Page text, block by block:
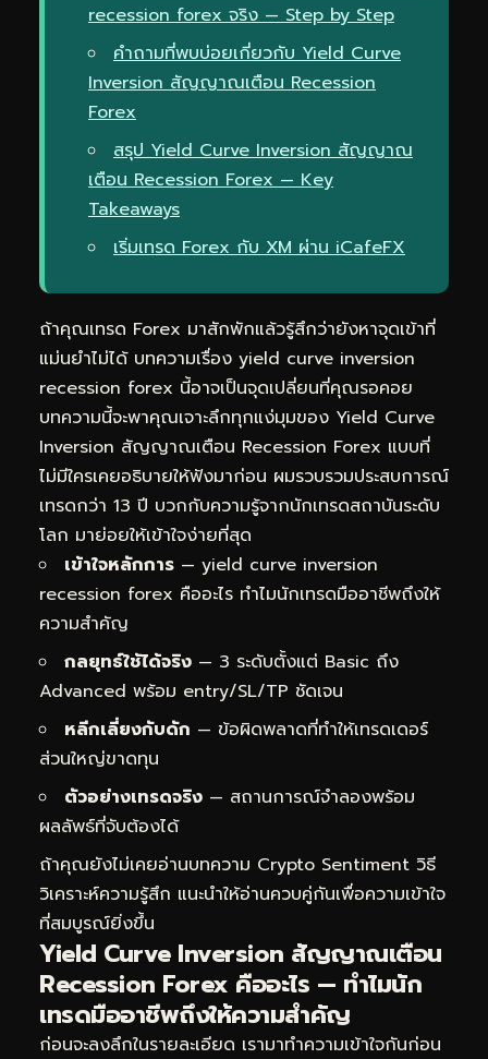
recession forex จริง — Step by Step
คำถามที่พบบ่อยเกี่ยวกับ Yield Curve
Inversion สัญญาณเตือน Recession
Forex
สรุป Yield Curve Inversion สัญญาณ
เตือน Recession Forex — Key
Takeaways
เริ่มเทรด Forex กับ XM ผ่าน iCafeFX
ถ้าคุณเทรด Forex มาสักพักแล้วรู้สึกว่ายังหาจุดเข้าที่
แม่นยำไม่ได้ บทความเรื่อง yield curve inversion
recession forex นี้อาจเป็นจุดเปลี่ยนที่คุณรอคอย
บทความนี้จะพาคุณเจาะลึกทุกแง่มุมของ Yield Curve
Inversion สัญญาณเตือน Recession Forex แบบที่
ไม่มีใครเคยอธิบายให้ฟังมาก่อน ผมรวบรวมประสบการณ์
เทรดกว่า 13 ปี บวกกับความรู้จากนักเทรดสถาบันระดับ
โลก มาย่อยให้เข้าใจง่ายที่สุด
เข้าใจหลักการ — yield curve inversion
recession forex คืออะไร ทำไมนักเทรดมืออาชีพถึงให้
ความสำคัญ
กลยุทธ์ใช้ได้จริง — 3 ระดับตั้งแต่ Basic ถึง
Advanced พร้อม entry/SL/TP ชัดเจน
หลีกเลี่ยงกับดัก — ข้อผิดพลาดที่ทำให้เทรดเดอร์
ส่วนใหญ่ขาดทุน
ตัวอย่างเทรดจริง — สถานการณ์จำลองพร้อม
ผลลัพธ์ที่จับต้องได้
ถ้าคุณยังไม่เคยอ่านบทความ Crypto Sentiment วิธี
วิเคราะห์ความรู้สึก แนะนำให้อ่านควบคู่กันเพื่อความเข้าใจ
ที่สมบูรณ์ยิ่งขึ้น
Yield Curve Inversion สัญญาณเตือน
Recession Forex คืออะไร — ทำไมนัก
เทรดมืออาชีพถึงให้ความสำคัญ
ก่อนจะลงลึกในรายละเอียด เรามาทำความเข้าใจกันก่อน